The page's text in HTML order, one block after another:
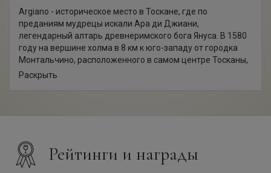
Argiano - историческое место в Тоскане, где по
преданиям мудрецы искали Ара ди Джиани,
легендарный алтарь древнеримского бога Януса. В 1580
году на вершине холма в 8 км к юго-западу от городка
Монтальчино, расположенного в самом центре Тосканы,
был построен замок Argiano. На протяжении более
В 1992 году замок Argiano приобрела графиня Нойэми
Мароне Чинзано. С ее приходом началась вторая жизнь
старинного поместья, а производимые здесь вина, по
Раскрыть
Рейтинги и награды